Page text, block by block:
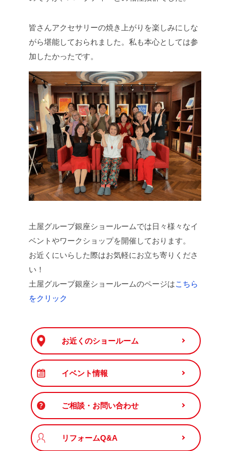
皆さんアクセサリーの焼き上がりを楽しみにしな
がら堪能しておられました。私も本心としては参
加したかったです。
土屋グループ銀座ショールームでは日々様々なイ
ベントやワークショップを開催しております。
お近くにいらした際はお気軽にお立ち寄りくださ
い！
土屋グループ銀座ショールームのページはこちら
をクリック
お近くのショールーム
イベント情報
ご相談・お問い合わせ
リフォームQ&A